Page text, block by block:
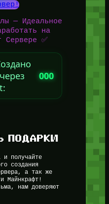
— Идеальное
на
Сервере ✅
000
ПОДАРКИ
и получайте
создания
а так же
Майнкрафт!
нам доверяют